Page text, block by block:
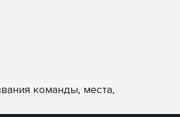
команды, места,